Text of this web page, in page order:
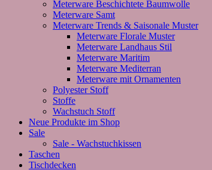
Meterware Beschichtete Baumwolle
Meterware Samt
Meterware Trends & Saisonale Muster
Meterware Florale Muster
Meterware Landhaus Stil
Meterware Maritim
Meterware Mediterran
Meterware mit Ornamenten
Polyester Stoff
Stoffe
Wachstuch Stoff
Neue Produkte im Shop
Sale
Sale - Wachstuchkissen
Taschen
Tischdecken